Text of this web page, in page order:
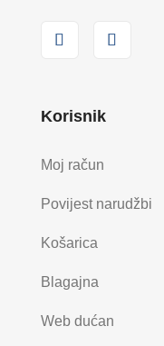
Korisnik
Moj račun
Povijest narudžbi
Košarica
Blagajna
Web dućan